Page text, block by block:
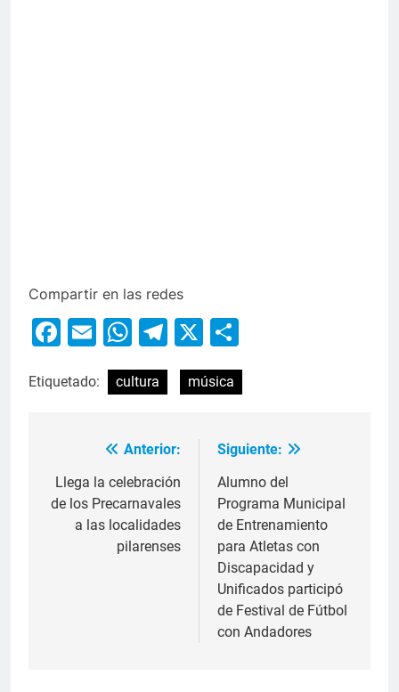
Compartir en las redes
Facebook
EmailWhatsApp
Telegram
X
Etiquetado: cultura música
Anterior:
Llega la celebración
de los Precarnavales
a las localidades
pilarenses
Siguiente:
Alumno del
Programa Municipal
de Entrenamiento
para Atletas con
Discapacidad y
Unificados participó
de Festival de Fútbol
con Andadores